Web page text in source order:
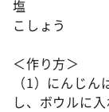
塩
こしょ
＜作り方＞
（1）にんじ
し、ボウルに